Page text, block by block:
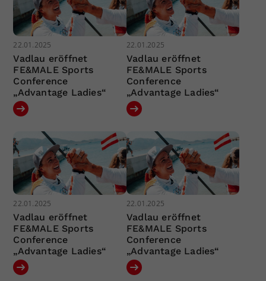
22.01.2025
Vadlau eröffnet
FE&MALE Sports
Conference
„Advantage Ladies“
22.01.2025
Vadlau eröffnet
FE&MALE Sports
Conference
„Advantage Ladies“
22.01.2025
Vadlau eröffnet
FE&MALE Sports
Conference
„Advantage Ladies“
22.01.2025
Vadlau eröffnet
FE&MALE Sports
Conference
„Advantage Ladies“